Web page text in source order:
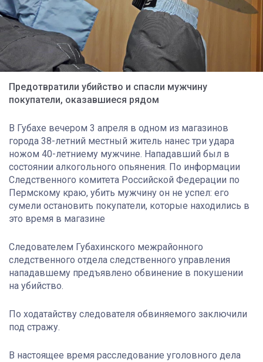
Предотвратили убийство и спасли мужчину
покупатели, оказавшиеся рядом
В Губахе вечером 3 апреля в одном из магазинов
города 38-летний местный житель нанес три удара
ножом 40-летниему мужчине. Нападавший был в
состоянии алкогольного опьянения. По информации
Следственного комитета Российской Федерации по
Пермскому краю, убить мужчину он не успел: его
сумели остановить покупатели, которые находились в
это время в магазине
Следователем Губахинского межрайонного
следственного отдела следственного управления
нападавшему предъявлено обвинение в покушении
на убийство.
По ходатайству следователя обвиняемого заключили
под стражу.
В настоящее время расследование уголовного дела